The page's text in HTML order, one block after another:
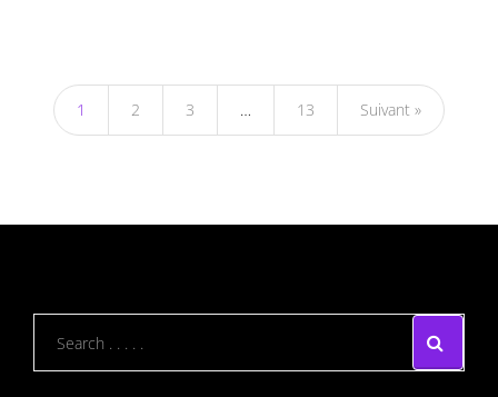
1 2 3 … 13 Suivant »